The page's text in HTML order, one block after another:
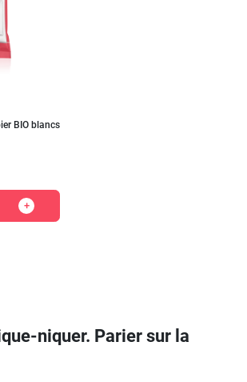
BIO blancs
niquer. Parier sur la